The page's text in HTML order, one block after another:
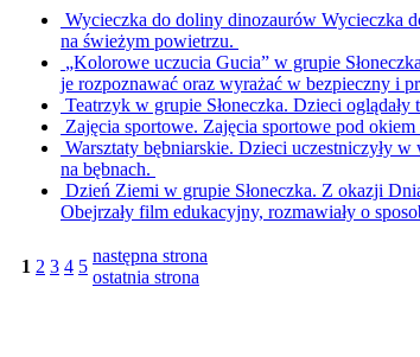
Wycieczka do doliny dinozaurów Wycieczka
na świeżym powietrzu.
„Kolorowe uczucia Gucia” w grupie
je rozpoznawać oraz wyrażać w bezpieczny i
Teatrzyk w grupie Słoneczka. Dzieci oglądały
Zajęcia sportowe. Zajęcia sportowe pod
Warsztaty bębniarskie. Dzieci uczestniczyły w
na bębnach.
Dzień Ziemi w grupie Słoneczka. Z okazji
Obejrzały film edukacyjny, rozmawiały o
1 2 3 4 5
następna strona
ostatnia strona